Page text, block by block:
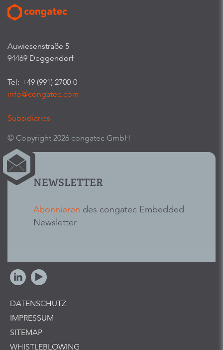
Auwiesenstraße 5
94469 Deggendorf
Tel: +49 (991) 2700-0
info@congatec.com
Subsidiaries
© Copyright 2026 congatec GmbH
NEWSLETTER
Abonnieren des congatec Embedded
Newsletter
DATENSCHUTZ
IMPRESSUM
SITEMAP
WHISTLEBLOWING